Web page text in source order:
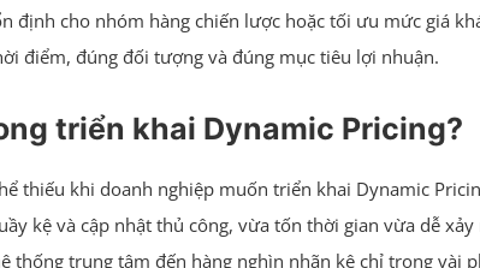
định cho nhóm hàng chiến lược hoặc tối ưu mức giá
điểm, đúng đối tượng và đúng mục tiêu lợi nhuận.
triển khai Dynamic Pricing?
thiếu khi doanh nghiệp muốn triển khai Dynamic
kệ và cập nhật thủ công, vừa tốn thời gian vừa dễ
thống trung tâm đến hàng nghìn nhãn kệ chỉ trong